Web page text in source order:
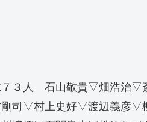
７３人 石山敬貴▽畑浩治▽
剛司▽村上史好▽渡辺義彦